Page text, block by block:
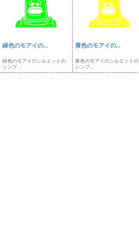
緑色のモアイの...
緑色のモアイのシルエットの
シンプ...
黄色のモアイの...
黄色のモアイのシルエットの
シンプ...